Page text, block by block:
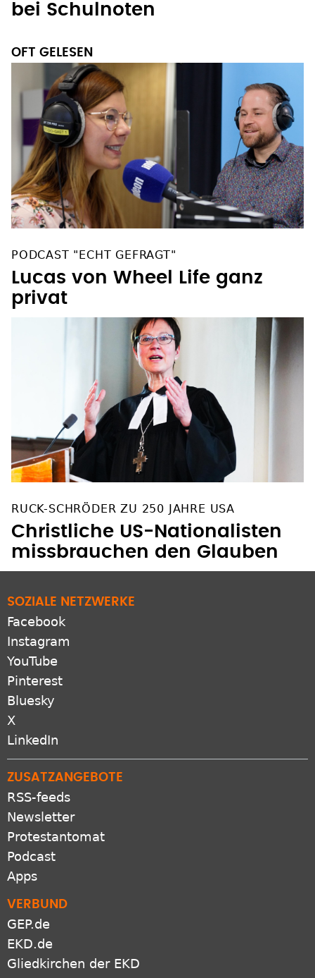
bei Schulnoten
OFT GELESEN
PODCAST "ECHT GEFRAGT"
Lucas von Wheel Life ganz
privat
RUCK-SCHRÖDER ZU 250 JAHRE USA
Christliche US-Nationalisten
missbrauchen den Glauben
SOZIALE NETZWERKE
Facebook
Instagram
YouTube
Pinterest
Bluesky
X
LinkedIn
ZUSATZANGEBOTE
RSS-feeds
Newsletter
Protestantomat
Podcast
Apps
VERBUND
GEP.de
EKD.de
Gliedkirchen der EKD